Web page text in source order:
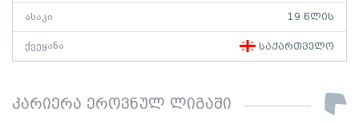
ასაკი 19 წლის
ქვეყანა საქართველო
კარიერა ეროვნულ ლიგაში